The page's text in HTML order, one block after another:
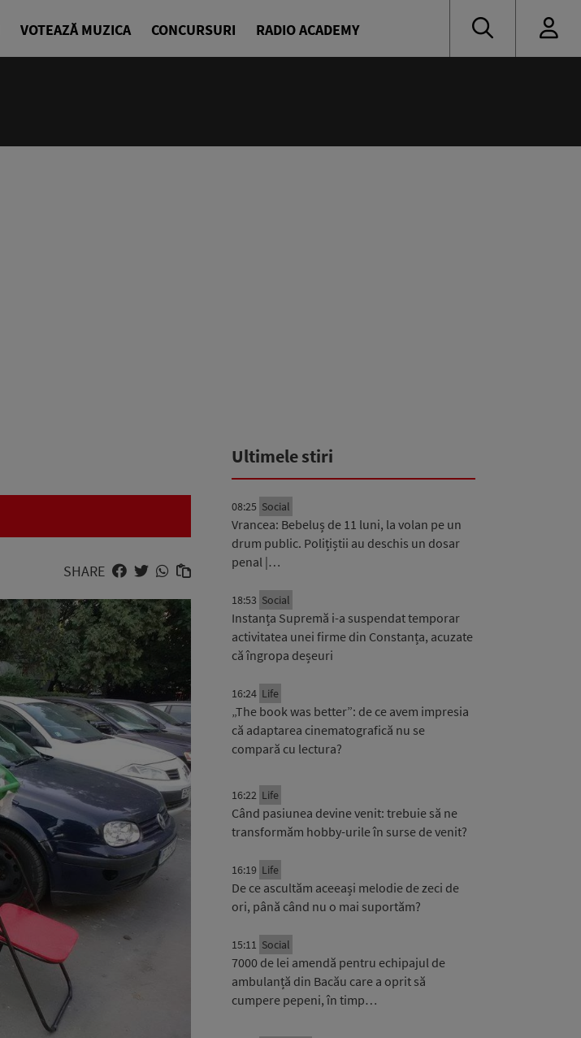
VOTEAZĂ MUZICA CONCURSURI RADIO ACADEMY
SHARE
Ultimele stiri
08:25 Social
Vrancea: Bebeluș de 11 luni, la volan pe un
drum public. Polițiștii au deschis un dosar
penal |…
18:53 Social
Instanța Supremă i-a suspendat temporar
activitatea unei firme din Constanța, acuzate
că îngropa deșeuri
16:24 Life
„The book was better”: de ce avem impresia
că adaptarea cinematografică nu se
compară cu lectura?
16:22 Life
Când pasiunea devine venit: trebuie să ne
transformăm hobby-urile în surse de venit?
16:19 Life
De ce ascultăm aceeași melodie de zeci de
ori, până când nu o mai suportăm?
15:11 Social
7000 de lei amendă pentru echipajul de
ambulanță din Bacău care a oprit să
cumpere pepeni, în timp…